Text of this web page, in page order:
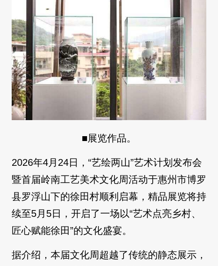
■展览作品。
2026年4月24日，“艺绘两山”艺术计划发布会
暨首届岭南工艺美术文化周活动于惠州市博罗
县罗浮山下的徐田村顺利启幕，精品展览将持
续至5月5日，开启了一场以“艺术点亮乡村、
匠心赋能徐田”的文化盛宴。
据介绍，本届文化周超越了传统的静态展示，